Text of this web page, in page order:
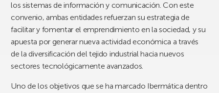
los sistemas de información y comunicación. Con este
convenio, ambas entidades refuerzan su estrategia de
facilitar y fomentar el emprendimiento en la sociedad, y su
apuesta por generar nueva actividad económica a través
de la diversificación del tejido industrial hacia nuevos
sectores tecnológicamente avanzados.
Uno de los objetivos que se ha marcado Ibermática dentro